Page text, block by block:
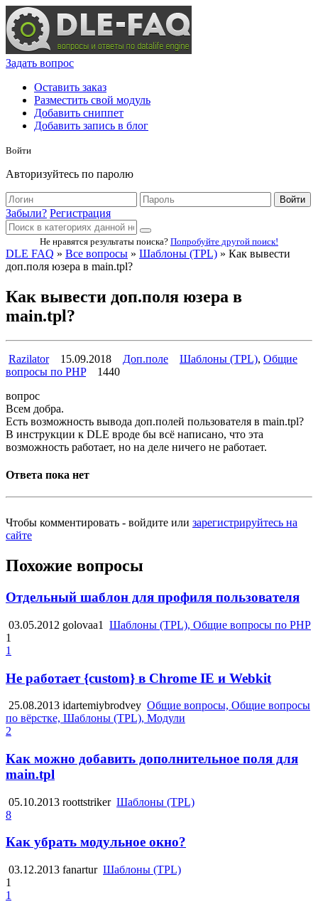
Задать вопрос
Оставить заказ
Разместить свой модуль
Добавить сниппет
Добавить запись в блог
Войти
Авторизуйтесь по паролю
Войти
Забыли? Регистрация
Не нравятся результаты поиска? Попробуйте другой поиск!
DLE FAQ » Все вопросы » Шаблоны (TPL) » Как вывести
доп.поля юзера в main.tpl?
Как вывести доп.поля юзера в
main.tpl?
Razilator 15.09.2018 Доп.поле Шаблоны (TPL), Общие
вопросы по PHP
1440
вопрос
Всем добра.
Есть возможность вывода доп.полей пользователя в main.tpl?
В инструкции к DLE вроде бы всё написано, что эта
возможность работает, но на деле ничего не работает.
Ответа пока нет
Чтобы комментировать - войдите или зарегистрируйтесь на
сайте
Похожие вопросы
Отдельный шаблон для профиля пользователя
03.05.2012 golovaa1
Шаблоны (TPL), Общие вопросы по PHP
1
1
Не работает {custom} в Chrome IE и Webkit
25.08.2013 idartemiybrodvey Общие вопросы, Общие вопросы
по вёрстке, Шаблоны (TPL), Модули
2
Как можно добавить дополнительное поля для
main.tpl
05.10.2013 roottstriker Шаблоны (TPL)
8
Как убрать модульное окно?
03.12.2013 fanartur Шаблоны (TPL)
1
1